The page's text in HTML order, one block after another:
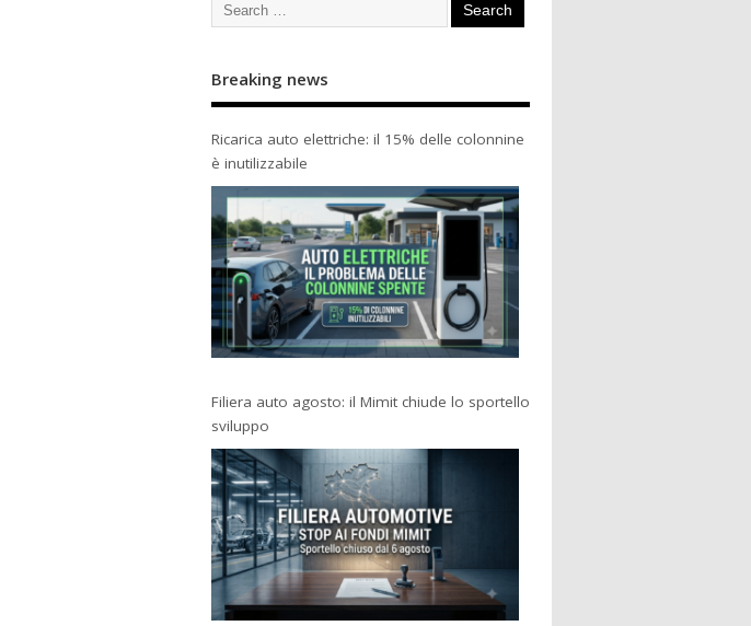
Breaking news
Ricarica auto elettriche: il 15% delle colonnine
è inutilizzabile
Filiera auto agosto: il Mimit chiude lo sportello
sviluppo